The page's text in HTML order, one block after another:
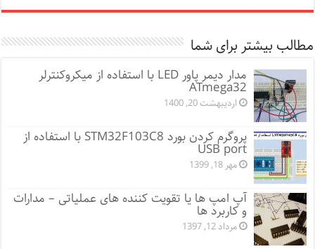
مطالب بیشتر برای شما
مدار دیمر پاور LED با استفاده از میکروکنترلر
ATmega32
اردیبهشت 20, 1400
پروگرم کردن بورد STM32F103C8 با استفاده از
USB port
مهر 18, 1399
آپ امپ ها یا تقویت کننده های عملیاتی – مدارات
و کاربرد ها
مرداد 12, 1397